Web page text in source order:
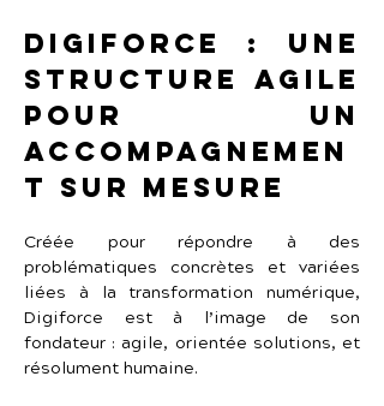
Digiforce : une
structure agile
pour un
accompagnemen
t sur mesure
Créée pour répondre à des
problématiques concrètes et variées
liées à la transformation numérique,
Digiforce est à l’image de son
fondateur : agile, orientée solutions, et
résolument humaine.